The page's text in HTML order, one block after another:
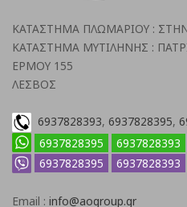
ΚΑΤΑΣΤΗΜΑ ΠΛΩΜΑΡΙΟΥ :
ΚΑΤΑΣΤΗΜΑ ΜΥΤΙΛΗΝΗΣ :
ΕΡΜΟΥ 155
ΛΕΣΒΟΣ
6937828393, 6937828395,
6937828395
6937828393
6937828395
6937828393
Email : info@aogroup.gr